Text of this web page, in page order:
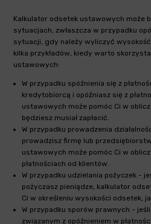
Kalkulator odsetek ustawowych może
sytuacjach, zwłaszcza w przypadku
sytuacji, gdy należy wyliczyć
kilka przykładów, kiedy warto
ustawowych:
W przypadku spóźnienia się z
kredytobiorcą i opóźniasz się z
ustawowych może pomóc Ci w
będziesz musiał zapłacić.
W przypadku prowadzenia
prowadzisz firmę lub
ustawowych może pomóc Ci w
płatnościach od klientów.
W przypadku udzielania pożyczek -
pożyczasz pieniądze, kalkulator
Ci w określeniu wysokości odsetek,
W przypadku sporów prawnych -
związanym z opóźnieniem w